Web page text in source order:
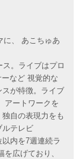
ていくのが嬉し
ます！
◢◤◢
ンについ
に、 あこちゅあ
。ライブはプロ
など 視覚的な
が特徴。ライブ
アートワークを
自の表現力をも
ルテレビ
内を7週連続ラ
広げており、